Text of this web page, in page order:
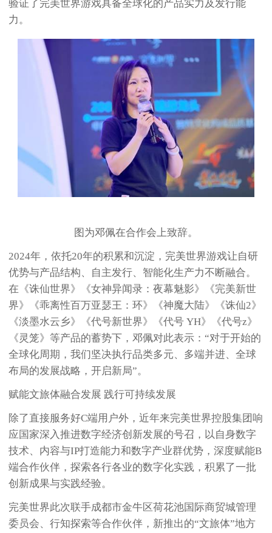
验证了完美世界游戏具备全球化的产品实力及发行能
力。
图为邓佩在合作会上致辞。
2024年，依托20年的积累和沉淀，完美世界游戏让自研
优势与产品结构、自主发行、智能化生产力不断融合。
在《诛仙世界》《女神异闻录：夜幕魅影》《完美新世
界》《乖离性百万亚瑟王：环》《神魔大陆》《诛仙2》
《淡墨水云乡》《代号新世界》《代号 YH》《代号z》
《灵笼》等产品的蓄势下，邓佩对此表示：“对于开始的
全球化周期，我们坚决执行品类多元、多端并进、全球
布局的发展战略，开启新局”。
赋能文旅体融合发展 践行可持续发展
除了直接服务好C端用户外，近年来完美世界控股集团响
应国家深入推进数字经济创新发展的号召，以自身数字
技术、内容与IP打造能力和数字产业群优势，深度赋能B
端合作伙伴，探索各行各业的数字化实践，积累了一批
创新成果与实践经验。
完美世界此次联手成都市金牛区荷花池国际商贸城管理
委员会、行知探索等合作伙伴，新推出的“文旅体”地方